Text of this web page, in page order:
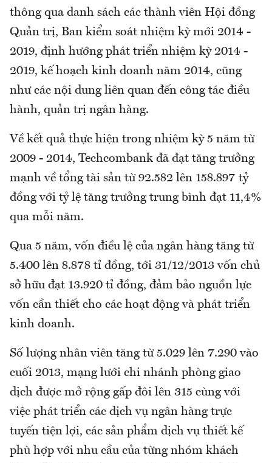
thông qua danh sách các thành viên Hội đồng
Quản trị, Ban kiểm soát nhiệm kỳ mới 2014 -
2019, định hướng phát triển nhiệm kỳ 2014 -
2019, kế hoạch kinh doanh năm 2014, cũng
như các nội dung liên quan đến công tác điều
hành, quản trị ngân hàng.
Về kết quả thực hiện trong nhiệm kỳ 5 năm từ
2009 - 2014, Techcombank đã đạt tăng trưởng
mạnh về tổng tài sản từ 92.582 lên 158.897 tỷ
đồng với tỷ lệ tăng trưởng trung bình đạt 11,4%
qua mỗi năm.
Qua 5 năm, vốn điều lệ của ngân hàng tăng từ
5.400 lên 8.878 tỉ đồng, tới 31/12/2013 vốn chủ
sở hữu đạt 13.920 tỉ đồng, đảm bảo nguồn lực
vốn cần thiết cho các hoạt động và phát triển
kinh doanh.
Số lượng nhân viên tăng từ 5.029 lên 7.290 vào
cuối 2013, mạng lưới chi nhánh phòng giao
dịch được mở rộng gấp đôi lên 315 cùng với
việc phát triển các dịch vụ ngân hàng trực
tuyến tiện lợi, các sản phẩm dịch vụ thiết kế
phù hợp với nhu cầu của từng nhóm khách